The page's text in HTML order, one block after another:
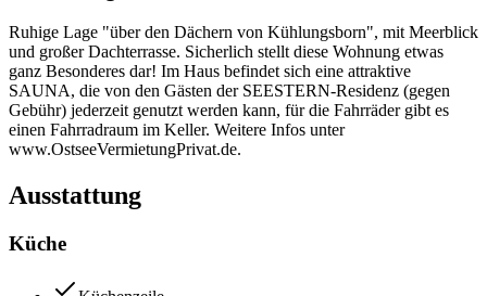
Ruhige Lage "über den Dächern von Kühlungsborn", mit Meerblick
und großer Dachterrasse. Sicherlich stellt diese Wohnung etwas
ganz Besonderes dar! Im Haus befindet sich eine attraktive
SAUNA, die von den Gästen der SEESTERN-Residenz (gegen
Gebühr) jederzeit genutzt werden kann, für die Fahrräder gibt es
einen Fahrradraum im Keller. Weitere Infos unter
www.OstseeVermietungPrivat.de.
Ausstattung
Küche